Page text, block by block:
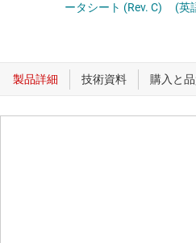
ータシート (Rev. C)
(英